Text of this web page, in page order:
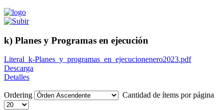
k) Planes y Programas en ejecución
Literal_k-Planes_y_programas_en_ejecucionenero2023.pdf
Descarga
Detalles
Ordering Cantidad de ítems por página